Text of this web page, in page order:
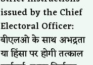
issued by the Chief
Electoral Officer:
बीएलओ के साथ अभद्रता
या हिंसा पर होगी तत्काल